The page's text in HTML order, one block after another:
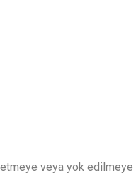
veya yok edilmeye